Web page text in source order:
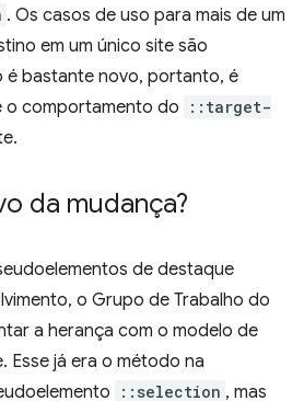
. Os casos de uso para mais de um
em um único site são
é bastante novo, portanto, é
o comportamento do
::target-
da mudança?
de destaque
o Grupo de Trabalho do
a herança com o modelo de
Esse já era o método na
::selection , mas